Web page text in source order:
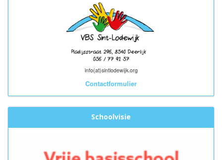
info(at)sintlodewijk.org
Contactformulier
Schoolvisie